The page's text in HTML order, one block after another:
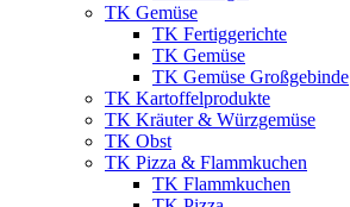
TK Gemüse
TK Fertiggerichte
TK Gemüse
TK Gemüse Großgebinde
TK Kartoffelprodukte
TK Kräuter & Würzgemüse
TK Obst
TK Pizza & Flammkuchen
TK Flammkuchen